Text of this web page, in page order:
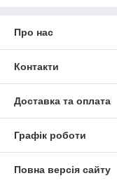
Про нас
Контакти
Доставка та оплата
Графік роботи
Повна версія сайту